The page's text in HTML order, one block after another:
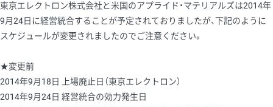
東京エレクトロン株式会社と米国のアプライド・マテリアルズは2014年
9月24日に経営統合することが予定されておりましたが、下記のように
スケジュールが変更されましたのでご注意ください。
★変更前
2014年9月18日 上場廃止日（東京エレクトロン）
2014年9月24日 経営統合の効力発生日